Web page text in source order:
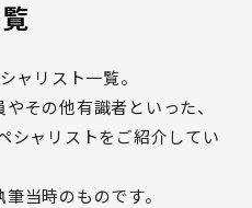
ャリスト一覧。
その他有識者といった、
シャリストをご紹介してい
当時のものです。